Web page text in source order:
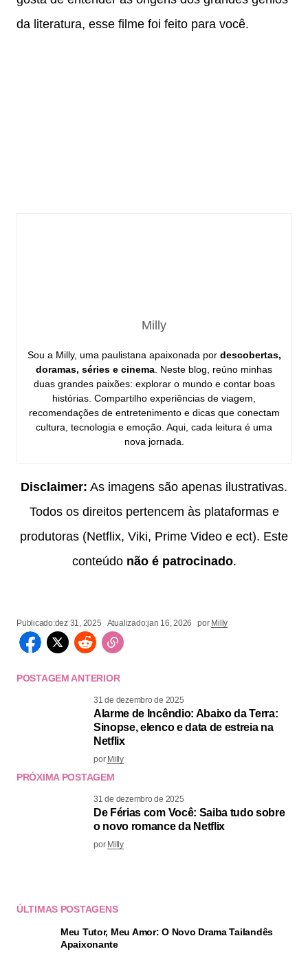
da literatura, esse filme foi feito para você.
Milly
Sou a Milly, uma paulistana apaixonada por descobertas,
doramas, séries e cinema . Neste blog, reúno minhas
duas grandes paixões: explorar o mundo e contar boas
histórias. Compartilho experiências de viagem,
recomendações de entretenimento e dicas que conectam
cultura, tecnologia e emoção. Aqui, cada leitura é uma
nova jornada.
Disclaimer: As imagens são apenas ilustrativas.
Todos os direitos pertencem às plataformas e
produtoras (Netflix, Viki, Prime Video e ect). Este
conteúdo não é patrocinado.
Publicado:dez 31, 2025 Atualizado:jan 16, 2026 por Milly
POSTAGEM ANTERIOR
31 de dezembro de 2025
Alarme de Incêndio: Abaixo da Terra:
Sinopse, elenco e data de estreia na
Netflix
por Milly
PRÓXIMA POSTAGEM
31 de dezembro de 2025
De Férias com Você: Saiba tudo sobre
o novo romance da Netflix
por Milly
ÚLTIMAS POSTAGENS
Meu Tutor, Meu Amor: O Novo Drama Tailandês
Apaixonante